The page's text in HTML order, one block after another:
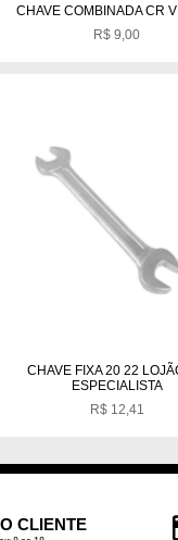
CHAVE COMBINADA CR
R$ 9,00
CHAVE FIXA 20 22
ESPECIALISTA
R$12,41
CLIENTE